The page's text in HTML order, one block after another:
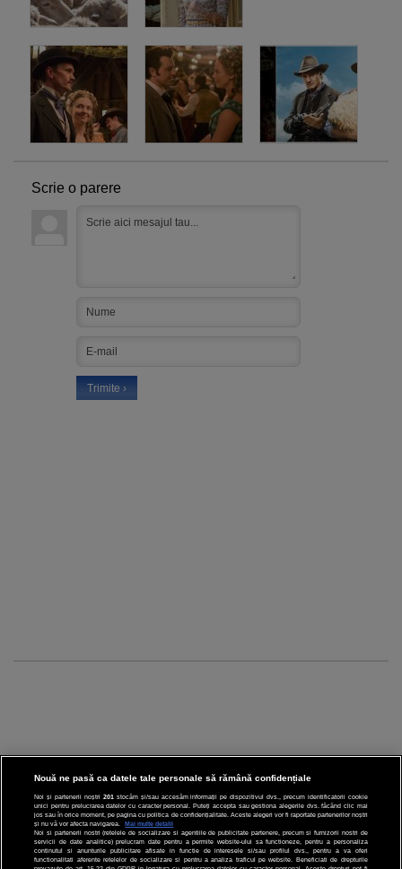
Scrie o parere
CINEMA
DIVERTISMENT
Nouă ne pasă ca datele tale personale să rămână confidențiale
Noi și partenerii noștri 201 stocăm și/sau accesăm informații pe dispozitivul dvs., precum identificatorii cookie
unici pentru prelucrarea datelor cu caracter personal. Puteți accepta sau gestiona alegerile dvs. făcând clic mai
jos sau în orice moment, pe pagina cu politica de confidențialitate. Aceste alegeri vor fi raportate partenerilor noștri
și nu vă vor afecta navigarea.
Mai multe detalii
Noi si partenerii nostri (retelele de socializare si agentiile de publicitate partenere, precum si furnizorii nostri de
servicii de date analitice) prelucram date pentru a permite website-ului sa functioneze, pentru a personaliza
continutul si anunturile publicitare afisate in functie de interesele si/sau profilul dvs., pentru a va oferi
functionalitati aferente retelelor de socializare si pentru a analiza traficul pe website. Beneficiati de drepturile